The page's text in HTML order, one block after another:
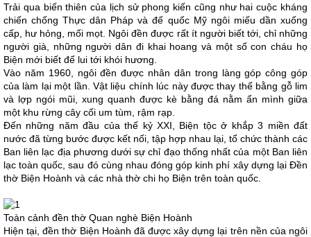
Trải qua biến thiên của lịch sử phong kiến cũng như hai cuộc kháng
chiến chống Thực dân Pháp và đế quốc Mỹ ngôi miếu dần xuống
cấp, hư hỏng, mối mọt. Ngôi đền được rất ít người biết tới, chỉ những
người già, những người dân đi khai hoang và một số con cháu họ
Biện mới biết để lui tới khói hương.
Vào năm 1960, ngôi đền được nhân dân trong làng góp công góp
của làm lại một lần. Vật liệu chính lúc này được thay thế bằng gỗ lim
và lợp ngói mũi, xung quanh được kè bằng đá nằm ẩn mình giữa
một khu rừng cây cối um tùm, rậm rạp.
Đến những năm đầu của thế kỷ XXI, Biện tộc ở khắp 3 miền đất
nước đã từng bước được kết nối, tập hợp nhau lại, tổ chức thành các
Ban liên lạc địa phương dưới sự chỉ đạo thống nhất của một Ban liên
lạc toàn quốc, sau đó cùng nhau đóng góp kinh phí xây dựng lại Đền
thờ Biện Hoành và các nhà thờ chi họ Biện trên toàn quốc.
Toàn cảnh đền thờ Quan nghè Biện Hoành
Hiện tại, đền thờ Biện Hoành đã được xây dựng lại trên nền của ngôi